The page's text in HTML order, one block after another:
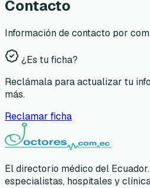
Contacto
Información de contacto por
¿Es tu ficha?
Reclámala para actualizar tu
más.
Reclamar ficha
El directorio médico del
especialistas, hospitales y